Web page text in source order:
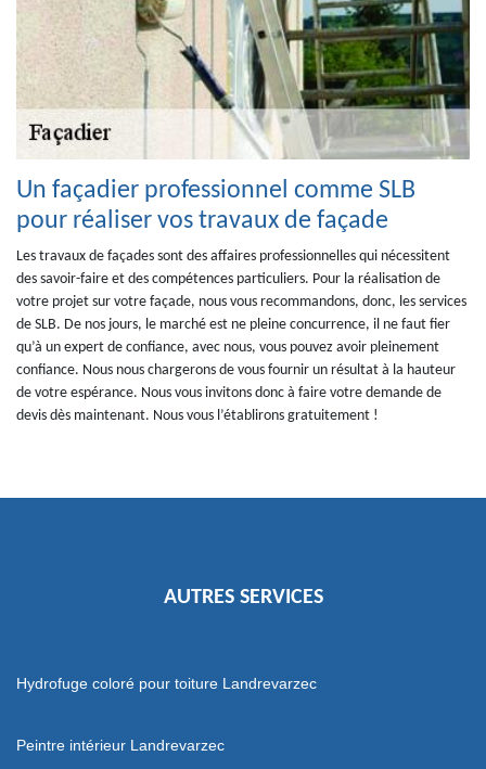
Un façadier professionnel comme SLB
pour réaliser vos travaux de façade
Les travaux de façades sont des affaires professionnelles qui nécessitent
des savoir-faire et des compétences particuliers. Pour la réalisation de
votre projet sur votre façade, nous vous recommandons, donc, les services
de SLB. De nos jours, le marché est ne pleine concurrence, il ne faut fier
qu’à un expert de confiance, avec nous, vous pouvez avoir pleinement
confiance. Nous nous chargerons de vous fournir un résultat à la hauteur
de votre espérance. Nous vous invitons donc à faire votre demande de
devis dès maintenant. Nous vous l’établirons gratuitement !
AUTRES SERVICES
Hydrofuge coloré pour toiture Landrevarzec
Peintre intérieur Landrevarzec